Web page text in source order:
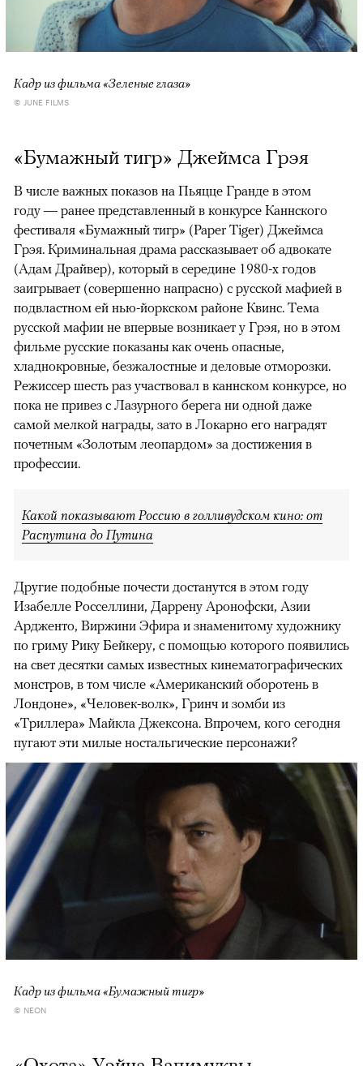
Кадр из фильма «Зеленые глаза»
© JUNE FILMS
«Бумажный тигр» Джеймса Грэя
В числе важных показов на Пьяцце Гранде в этом
году — ранее представленный в конкурсе Каннского
фестиваля «Бумажный тигр» (Paper Tiger) Джеймса
Грэя. Криминальная драма рассказывает об адвокате
(Адам Драйвер), который в середине 1980-х годов
заигрывает (совершенно напрасно) с русской мафией в
подвластном ей нью-йоркском районе Квинс. Тема
русской мафии не впервые возникает у Грэя, но в этом
фильме русские показаны как очень опасные,
хладнокровные, безжалостные и деловые отморозки.
Режиссер шесть раз участвовал в каннском конкурсе, но
пока не привез с Лазурного берега ни одной даже
самой мелкой награды, зато в Локарно его наградят
почетным «Золотым леопардом» за достижения в
профессии.
Какой показывают Россию в голливудском кино: от
Распутина до Путина
Другие подобные почести достанутся в этом году
Изабелле Росселлини, Даррену Аронофски, Азии
Ардженто, Виржини Эфира и знаменитому художнику
по гриму Рику Бейкеру, с помощью которого появились
на свет десятки самых известных кинематографических
монстров, в том числе «Американский оборотень в
Лондоне», «Человек-волк», Гринч и зомби из
«Триллера» Майкла Джексона. Впрочем, кого сегодня
пугают эти милые ностальгические персонажи?
Кадр из фильма «Бумажный тигр»
© NEON